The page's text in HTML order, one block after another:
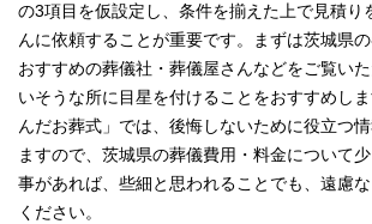
の3項目を仮設定し、条件を揃えた上で見積り
んに依頼することが重要です。まずは茨城県の
おすすめの葬儀社・葬儀屋さんなどをご覧い
いそうな所に目星を付けることをおすすめし
んだお葬式」では、後悔しないために役立つ
ますので、茨城県の葬儀費用・料金について
事があれば、些細と思われることでも、遠慮
ください。